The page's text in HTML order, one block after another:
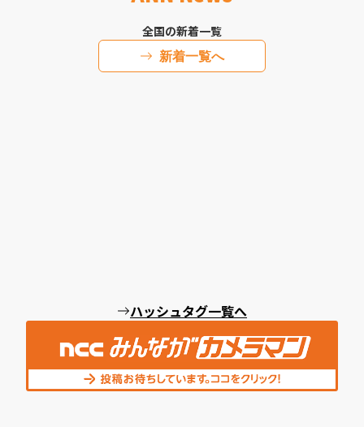
全国の新着一覧
新着一覧へ
ハッシュタグ一覧へ